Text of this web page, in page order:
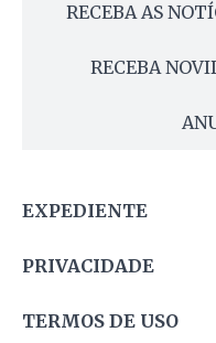
RECEBA AS
RECEBA
EXPEDIENTE
PRIVACIDADE
TERMOS DE USO